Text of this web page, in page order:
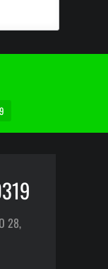
28,